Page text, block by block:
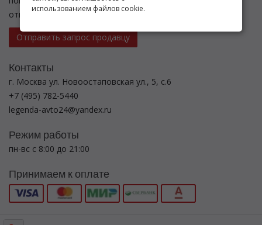
отправьте нам запрос - мы Вам поможем
Отправить запрос продавцу
Контакты
г. Москва ул. Новоостаповская ул., 5, с.6
+7 (495) 782-5440
legenda-avto24@yandex.ru
Режим работы
пн-вс с 8:00 до 21:00
Принимаем к оплате
использованием файлов cookie.